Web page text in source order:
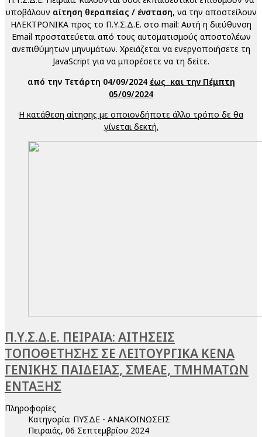
υποβάλουν αίτηση θεραπείας / ένσταση, να την αποστείλουν
ΗΛΕΚΤΡΟΝΙΚΑ προς το Π.Υ.Σ.Δ.Ε. στο mail: Αυτή η διεύθυνση
Email προστατεύεται από τους αυτοματισμούς αποστολέων
ανεπιθύμητων μηνυμάτων. Χρειάζεται να ενεργοποιήσετε τη
JavaScript για να μπορέσετε να τη δείτε.
από την Τετάρτη 04/09/2024 έως και την Πέμπτη
05/09/2024
Η κατάθεση αίτησης με οποιονδήποτε άλλο τρόπο δε θα
γίνεται δεκτή.
Π.Υ.Σ.Δ.Ε. ΠΕΙΡΑΙΑ: ΑΙΤΗΣΕΙΣ
ΤΟΠΟΘΕΤΗΣΗΣ ΣΕ ΛΕΙΤΟΥΡΓΙΚΑ ΚΕΝΑ
ΓΕΝΙΚΗΣ ΠΑΙΔΕΙΑΣ, ΣΜΕΑΕ, ΤΜΗΜΑΤΩΝ
ΕΝΤΑΞΗΣ
Πληροφορίες
Κατηγορία: ΠΥΣΔΕ - ΑΝΑΚΟΙΝΩΣΕΙΣ
Πειραιάς, 06 Σεπτεμβρίου 2024